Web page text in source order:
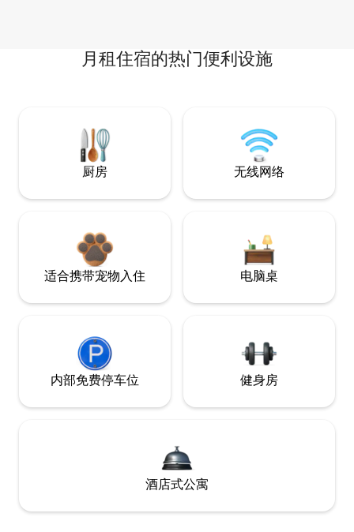
月租住宿的热门便利设施
厨房 无线网络
适合携带宠物入住 电脑桌
内部免费停车位 健身房
酒店式公寓